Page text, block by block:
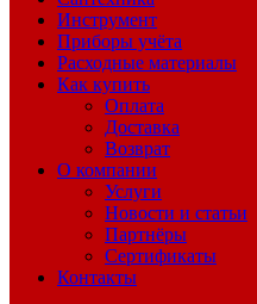
Инструмент
Приборы учёта
Расходные материалы
Как купить
Оплата
Доставка
Возврат
О компании
Услуги
Новости и статьи
Партнёры
Сертификаты
Контакты